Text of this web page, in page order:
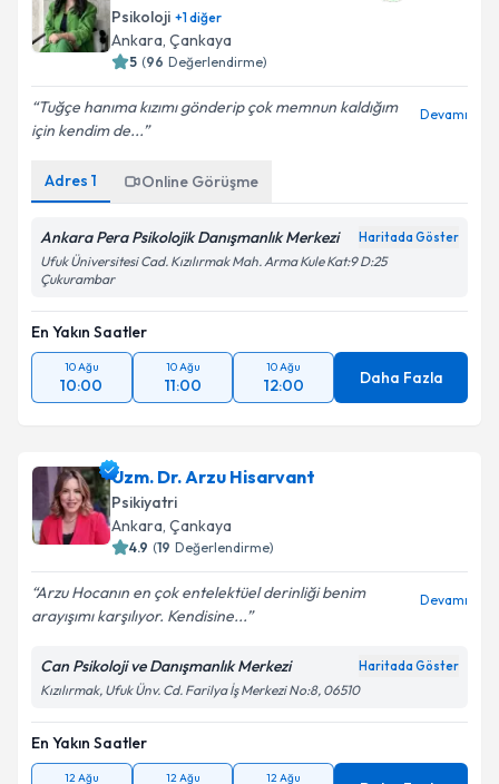
Psikoloji +1diğer
Ankara, Çankaya
5 (96 Değerlendirme)
Tuğçe hanıma kızımı gönderip çok memnun kaldığım
için kendim de...
Devamı
Adres 1 Online Görüşme
Ankara Pera Psikolojik Danışmanlık Merkezi Haritada Göster
Ufuk Üniversitesi Cad. Kızılırmak Mah. Arma Kule Kat:9 D:25
Çukurambar
En Yakın Saatler
10 Ağu
10:00
10 Ağu
11:00
10 Ağu
12:00 Daha Fazla
Uzm. Dr. Arzu Hisarvant
Psikiyatri
Ankara, Çankaya
4.9 (19 Değerlendirme)
Arzu Hocanın en çok entelektüel derinliği benim
arayışımı karşılıyor. Kendisine...
Devamı
Can Psikoloji ve Danışmanlık Merkezi Haritada Göster
Kızılırmak, Ufuk Ünv. Cd. Farilya İş Merkezi No:8, 06510
En Yakın Saatler
12 Ağu 12 Ağu 12 Ağu